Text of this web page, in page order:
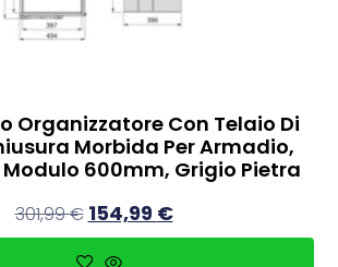
Organizzatore Con Telaio Di
Morbida Per Armadio,
600mm, Grigio Pietra
301,99€ 154,99 €